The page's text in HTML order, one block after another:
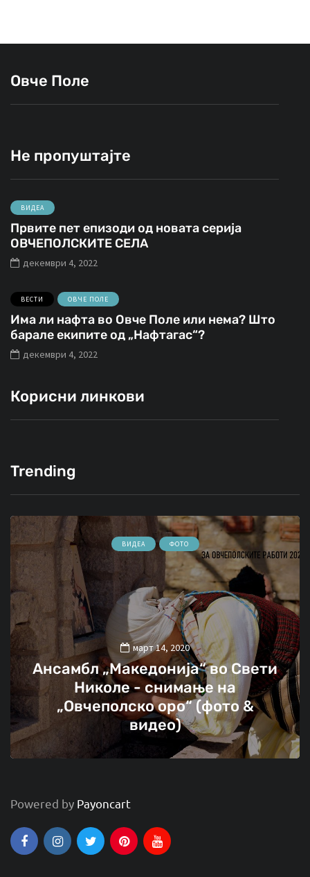
Овче Поле
Не пропуштајте
ВИДЕА
Првите пет епизоди од новата серија
ОВЧЕПОЛСКИТЕ СЕЛА
декември 4, 2022
ВЕСТИ ОВЧЕ ПОЛЕ
Има ли нафта во Овче Поле или нема? Што
барале екипите од „Нафтагас“?
декември 4, 2022
Корисни линкови
Trending
ВИДЕА ФОТО
март 14, 2020
Ансамбл „Македонија“ во Свети
Николе - снимање на
„Овчеполско оро“ (фото &
видео)
Powered by Payoncart